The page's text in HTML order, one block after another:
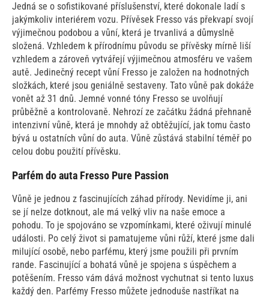
Jedná se o sofistikované příslušenství, které dokonale ladí s
jakýmkoliv interiérem vozu. Přívěsek Fresso vás překvapí svojí
výjimečnou podobou a vůní, která je trvanlivá a důmyslně
složená. Vzhledem k přírodnímu původu se přívěsky mírně liší
vzhledem a zároveň vytvářejí výjimečnou atmosféru ve vašem
autě. Jedinečný recept vůní Fresso je založen na hodnotných
složkách, které jsou geniálně sestaveny. Tato vůně pak dokáže
vonět až 31 dnů. Jemné vonné tóny Fresso se uvolňují
průběžně a kontrolovaně. Nehrozí ze začátku žádná přehnaně
intenzivní vůně, která je mnohdy až obtěžující, jak tomu často
bývá u ostatních vůní do auta. Vůně zůstává stabilní téměř po
celou dobu použití přívěsku.
Parfém do auta Fresso Pure Passion
Vůně je jednou z fascinujících záhad přírody. Nevidíme ji, ani
se jí nelze dotknout, ale má velký vliv na naše emoce a
pohodu. To je spojováno se vzpomínkami, které oživují minulé
události. Po celý život si pamatujeme vůni růží, které jsme dali
milující osobě, nebo parfému, který jsme použili při prvním
rande. Fascinující a bohatá vůně je spojena s úspěchem a
potěšením. Fresso vám dává možnost vychutnat si tento luxus
každý den. Parfémy Fresso můžete jednoduše nastříkat na